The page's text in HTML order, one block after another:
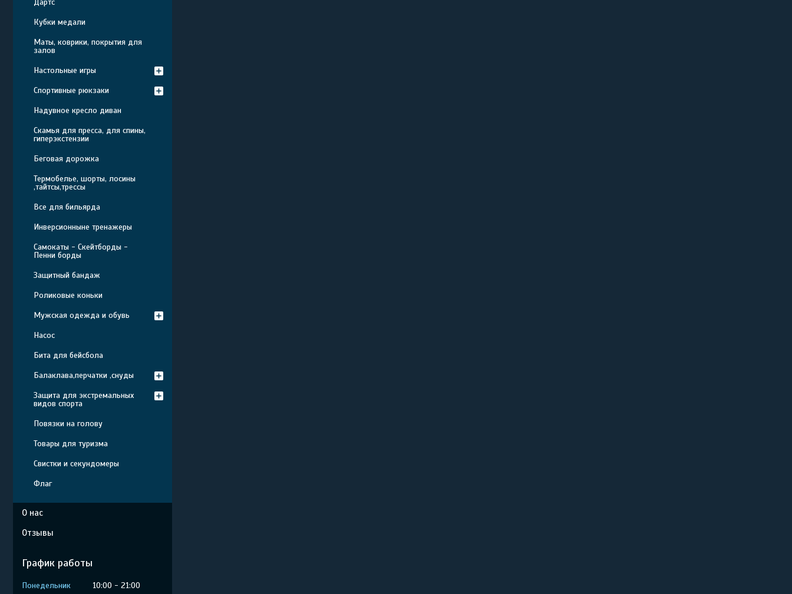
Дартс
Кубки медали
Маты, коврики, покрытия для
залов
Настольные игры
Спортивные рюкзаки
Надувное кресло диван
Скамья для пресса, для спины,
гиперэкстензии
Беговая дорожка
Термобелье, шорты, лосины
,тайтсы,трессы
Все для бильярда
Инверсионныне тренажеры
Самокаты - Скейтборды -
Пенни борды
Защитный бандаж
Роликовые коньки
Мужская одежда и обувь
Насос
Бита для бейсбола
Балаклава,перчатки ,снуды
Защита для экстремальных
видов спорта
Повязки на голову
Товары для туризма
Свистки и секундомеры
Флаг
О нас
Отзывы
График работы
Понедельник 10:00
21:00